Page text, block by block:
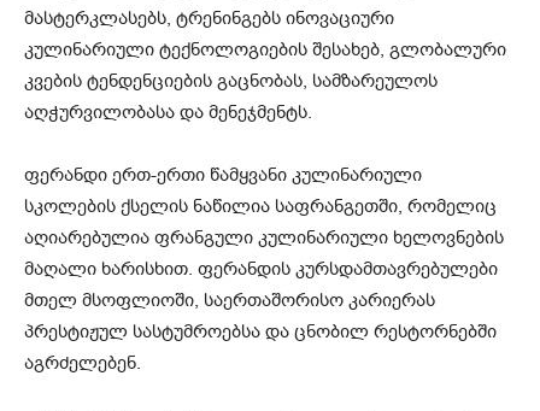
მასტერკლასებს, ტრენინგებს ინოვაციური
კულინარიული ტექნოლოგიების შესახებ, გლობალური
კვების ტენდენციების გაცნობას, სამზარეულოს
აღჭურვილობასა და მენეჯმენტს.
ფერანდი ერთ-ერთი წამყვანი კულინარიული
სკოლების ქსელის ნაწილია საფრანგეთში, რომელიც
აღიარებულია ფრანგული კულინარიული ხელოვნების
მაღალი ხარისხით. ფერანდის კურსდამთავრებულები
მთელ მსოფლიოში, საერთაშორისო კარიერას
პრესტიჟულ სასტუმროებსა და ცნობილ რესტორნებში
აგრძელებენ.